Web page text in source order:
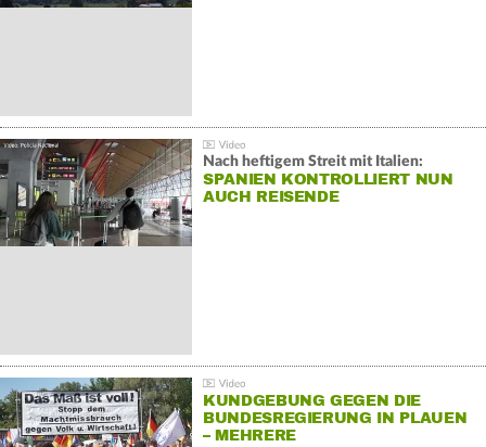
Nach heftigem Streit mit Italien:
SPANIEN KONTROLLIERT NUN
AUCH REISENDE
KUNDGEBUNG GEGEN DIE
BUNDESREGIERUNG IN PLAUEN
– MEHRERE